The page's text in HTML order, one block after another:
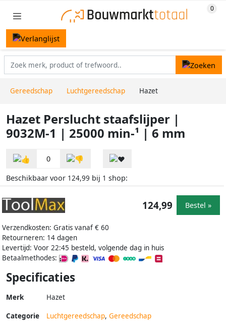
Gereedschap Luchtgereedschap Hazet
Hazet Perslucht staafslijper |
9032M-1 | 25000 min-¹ | 6 mm
0
Beschikbaar voor 124,99 bij 1 shop:
Verzendkosten: Gratis vanaf € 60
Retourneren: 14 dagen
Levertijd: Voor 22:45 besteld, volgende dag in huis
Betaalmethodes:
124,99 Bestel »
Specificaties
Merk Hazet
Categorie Luchtgereedschap, Gereedschap